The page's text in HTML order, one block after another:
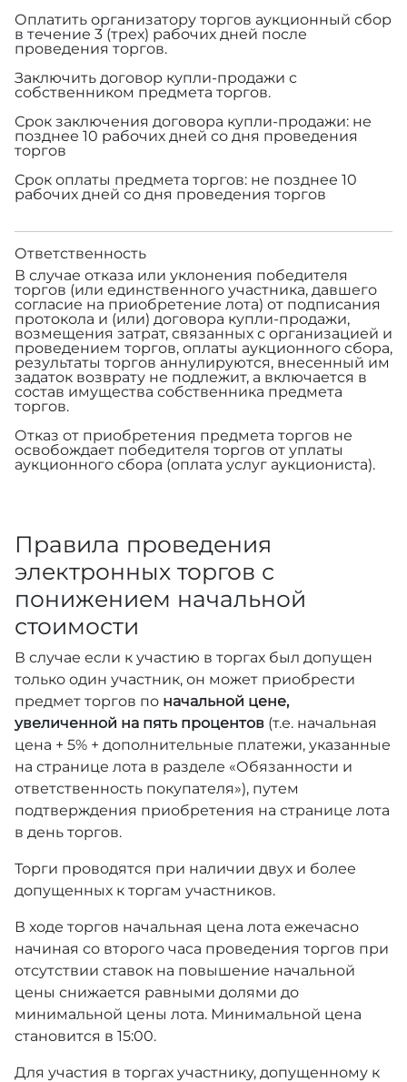
Оплатить организатору торгов аукционный сбор
в течение 3 (трех) рабочих дней после
проведения торгов.
Заключить договор купли-продажи с
собственником предмета торгов.
Срок заключения договора купли-продажи: не
позднее 10 рабочих дней со дня проведения
торгов
Срок оплаты предмета торгов: не позднее 10
рабочих дней со дня проведения торгов
Ответственность
В случае отказа или уклонения победителя
торгов (или единственного участника, давшего
согласие на приобретение лота) от подписания
протокола и (или) договора купли-продажи,
возмещения затрат, связанных с организацией и
проведением торгов, оплаты аукционного сбора,
результаты торгов аннулируются, внесенный им
задаток возврату не подлежит, а включается в
состав имущества собственника предмета
торгов.
Отказ от приобретения предмета торгов не
освобождает победителя торгов от уплаты
аукционного сбора (оплата услуг аукциониста).
Правила проведения
электронных торгов с
понижением начальной
стоимости
В случае если к участию в торгах был допущен
только один участник, он может приобрести
предмет торгов по начальной цене,
увеличенной на пять процентов (т.е. начальная
цена + 5% + дополнительные платежи, указанные
на странице лота в разделе «Обязанности и
ответственность покупателя»), путем
подтверждения приобретения на странице лота
в день торгов.
Торги проводятся при наличии двух и более
допущенных к торгам участников.
В ходе торгов начальная цена лота ежечасно
начиная со второго часа проведения торгов при
отсутствии ставок на повышение начальной
цены снижается равными долями до
минимальной цены лота. Минимальной цена
становится в 15:00.
Для участия в торгах участнику, допущенному к